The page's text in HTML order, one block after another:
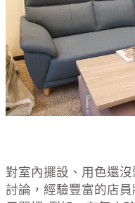
對室內擺設、用色還
討論，經驗豐富的店